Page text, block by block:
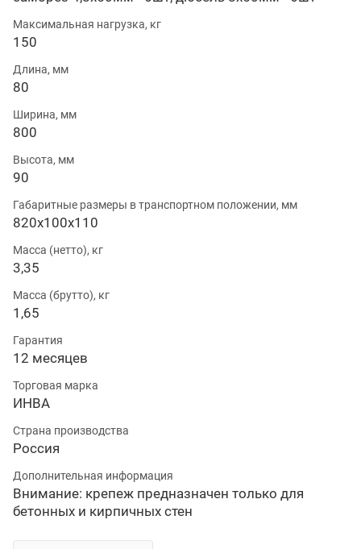
Максимальная нагрузка, кг
150
Длина, мм
80
Ширина, мм
800
Высота, мм
90
Габаритные размеры в транспортном положении, мм
820х100х110
Масса (нетто), кг
3,35
Масса (брутто), кг
1,65
Гарантия
12 месяцев
Торговая марка
ИНВА
Страна производства
Россия
Дополнительная информация
Внимание: крепеж предназначен только для
бетонных и кирпичных стен